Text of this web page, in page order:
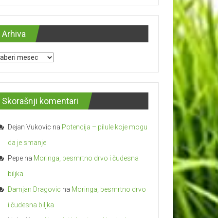
Arhiva
Skorašnji komentari
Dejan Vukovic na Potencija – pilulе kojе mogu
da je smanje
Pepe na Moringa, besmrtno drvo i čudesna
biljka
Damjan Dragovic na Moringa, besmrtno drvo
i čudesna biljka